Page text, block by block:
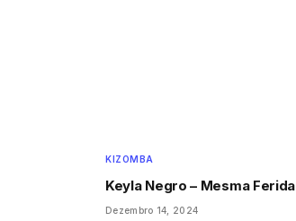
KIZOMBA
Keyla Negro – Mesma Ferida
Dezembro 14, 2024